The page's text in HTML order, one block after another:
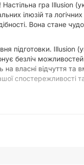
гра Illusion
ілюзій та
Вона стане
підготовки.
безліч можливостей
власні відчуття та
спостережливості
розвивати
для вашого мозку,